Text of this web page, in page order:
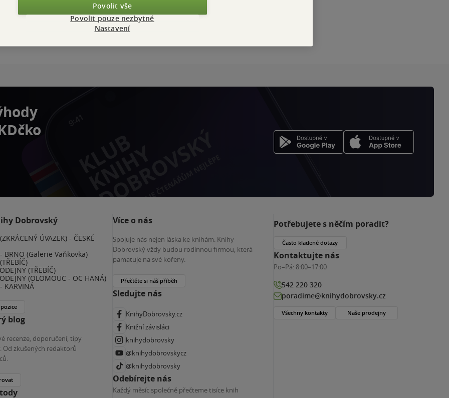
Dobrovský
ÚVAZEK) - ČESKÉ
BRNO (Galerie Vaňkovka)
(TŘEBÍČ)
(OLOMOUC - OC HANÁ)
KARVINÁ
blog
recenze, doporučení, tipy
Od zkušených redaktorů
Více o nás
Spojuje nás nejen láska ke knihám. Knihy
Dobrovský vždy budou rodinnou firmou, která
pamatuje na své kořeny.
Přečtěte si náš příběh
Sledujte nás
KnihyDobrovsky.cz
Knižní závisláci
knihydobrovsky
@knihydobrovskycz
@knihydobrovsky
Odebírejte nás
Každý měsíc společně přečteme tisíce knih
Potřebujete s něčím poradit?
Často kladené dotazy
Kontaktujte nás
Po–Pá: 8:00–17:00
542 220 320
poradime@knihydobrovsky.cz
Všechny kontakty Naše prodejny
Povolit vše
Povolit pouze nezbytné
Nastavení